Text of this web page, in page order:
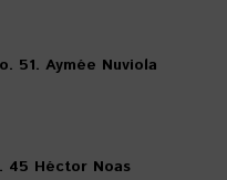
51. Aymée Nuviola
45 Héctor Noas